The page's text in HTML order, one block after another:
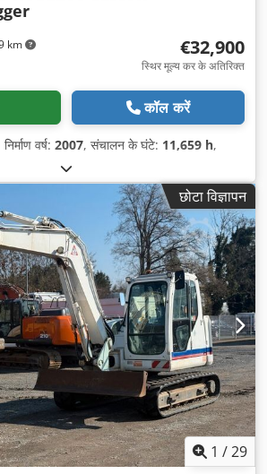
km €32,900
स्थिर मूल्य कर के अतिरिक्त
कॉल करें
वर्ष: 2007, संचालन के घंटे: 11,659 h,
छोटा विज्ञापन
1 /29